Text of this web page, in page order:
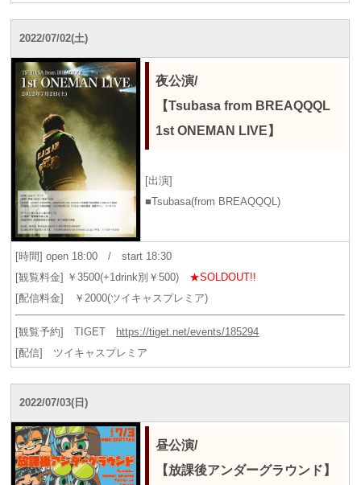
2022/07/02(土)
夜公演/
【Tsubasa from BREAQQQL
1st ONEMAN LIVE】
[出演]
■Tsubasa(from BREAQQQL)
[時間] open 18:00 / start 18:30
[観覧料金] ￥3500(+1drink別￥500) ★SOLDOUT!!
[配信料金] ￥2000(ツイキャスプレミア)
[観覧予約] TIGET https://tiget.net/events/185294
[配信] ツイキャスプレミア
2022/07/03(日)
昼公演/
【放課後アンダーグラウンド】